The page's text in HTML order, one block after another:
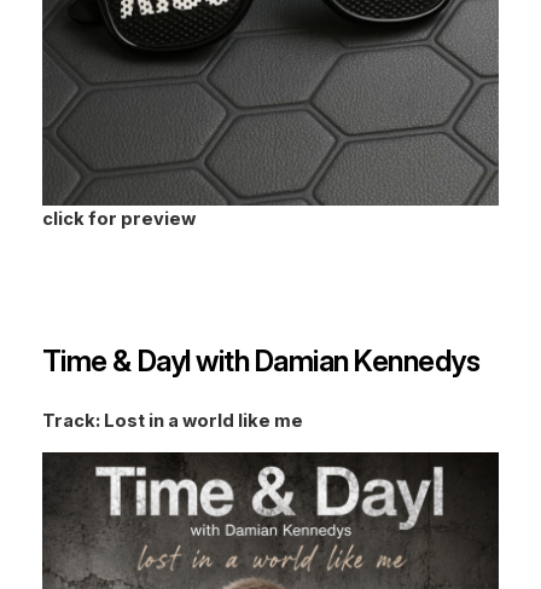
click for preview
Time & Dayl with Damian Kennedys
Track: Lost in a world like me